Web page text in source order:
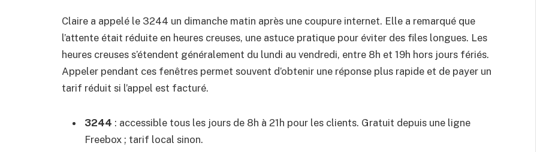
Claire a appelé le 3244 un dimanche matin après une coupure internet. Elle a remarqué que
l’attente était réduite en heures creuses, une astuce pratique pour éviter des files longues. Les
heures creuses s’étendent généralement du lundi au vendredi, entre 8h et 19h hors jours fériés.
Appeler pendant ces fenêtres permet souvent d’obtenir une réponse plus rapide et de payer un
tarif réduit si l’appel est facturé.
3244 : accessible tous les jours de 8h à 21h pour les clients. Gratuit depuis une ligne
Freebox ; tarif local sinon.